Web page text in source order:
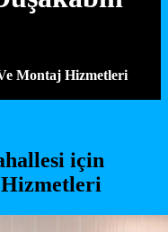
Montaj Hizmetleri
için